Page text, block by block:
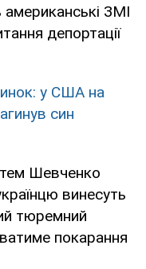
ЗМІ
депортації
у США на
син
Шевченко
винесуть
тюремний
покарання